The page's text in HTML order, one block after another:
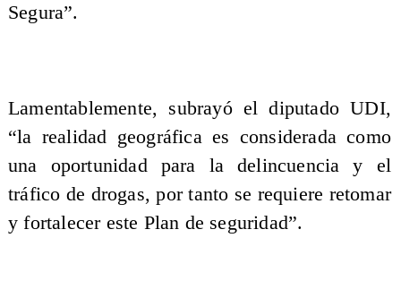
Segura”.
Lamentablemente, subrayó el diputado UDI,
“la realidad geográfica es considerada como
una oportunidad para la delincuencia y el
tráfico de drogas, por tanto se requiere retomar
y fortalecer este Plan de seguridad”.